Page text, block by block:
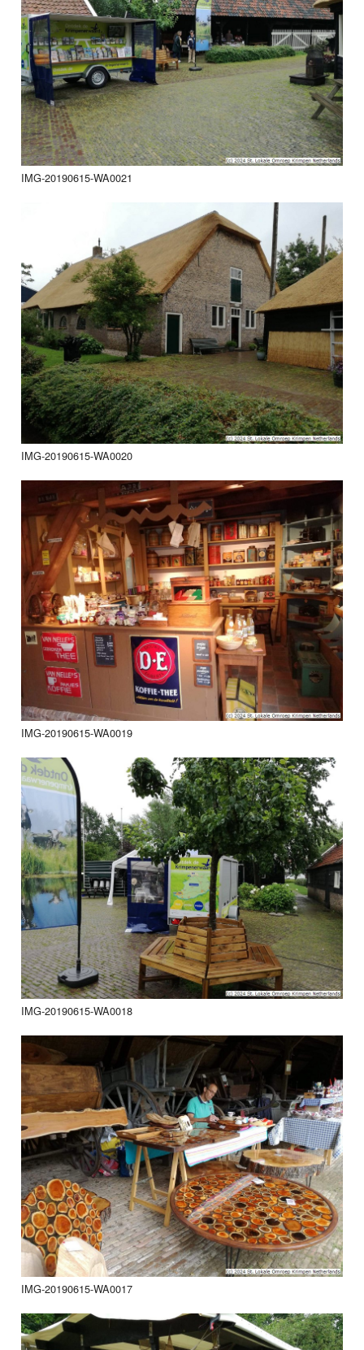
IMG-20190615-WA0021
IMG-20190615-WA0020
IMG-20190615-WA0019
IMG-20190615-WA0018
IMG-20190615-WA0017